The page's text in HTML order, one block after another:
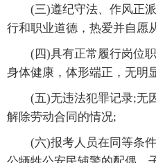
(三)遵纪守法、作风正派
行和职业道德，热爱并自愿
(四)具有正常履行岗位职
身体健康，体形端正，无明
(五)无违法犯罪记录;无因
解除劳动合同的情况;
(六)报考人员在同等条件